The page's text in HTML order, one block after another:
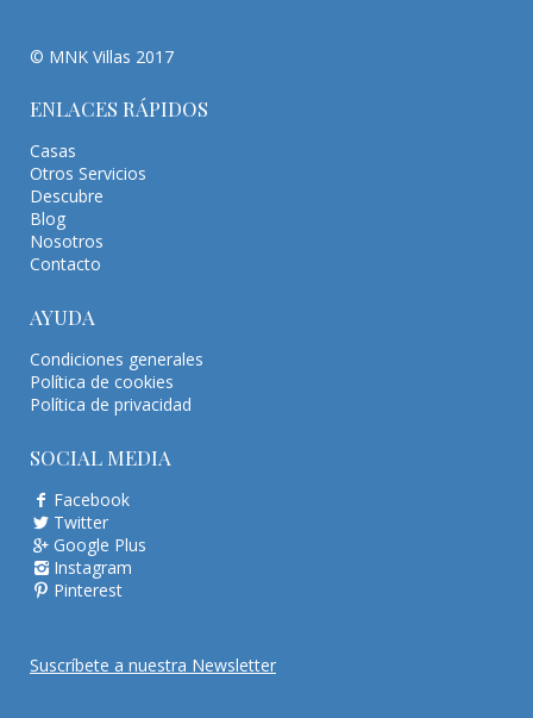
© MNK Villas 2017
ENLACES RÁPIDOS
Casas
Otros Servicios
Descubre
Blog
Nosotros
Contacto
AYUDA
Condiciones generales
Política de cookies
Política de privacidad
SOCIAL MEDIA
Facebook
Twitter
Google Plus
Instagram
Pinterest
Suscríbete a nuestra Newsletter